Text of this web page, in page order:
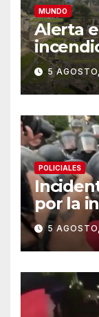
MUNDO
Alerta
Picchu
de
5
POLICIALES
por la
Plata:
5